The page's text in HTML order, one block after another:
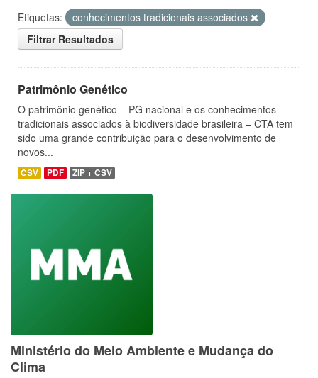
Etiquetas:
conhecimentos tradicionais associados
Filtrar Resultados
Patrimônio Genético
O patrimônio genético – PG nacional e os conhecimentos
tradicionais associados à biodiversidade brasileira – CTA tem
sido uma grande contribuição para o desenvolvimento de
novos...
CSV PDF ZIP + CSV
Ministério do Meio Ambiente e Mudança do
Clima